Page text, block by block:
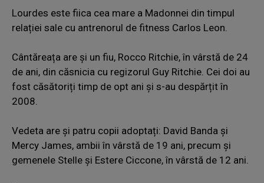
Lourdes este fiica cea mare a Madonnei din timpul
relației sale cu antrenorul de fitness Carlos Leon.
Cântăreața are și un fiu, Rocco Ritchie, în vârstă de 24
de ani, din căsnicia cu regizorul Guy Ritchie. Cei doi au
fost căsătoriți timp de opt ani și s-au despărțit în
2008.
Vedeta are și patru copii adoptați: David Banda și
Mercy James, ambii în vârstă de 19 ani, precum și
gemenele Stelle și Estere Ciccone, în vârstă de 12 ani.